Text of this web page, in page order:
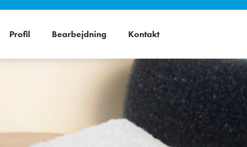
Profil Bearbejdning Kontakt